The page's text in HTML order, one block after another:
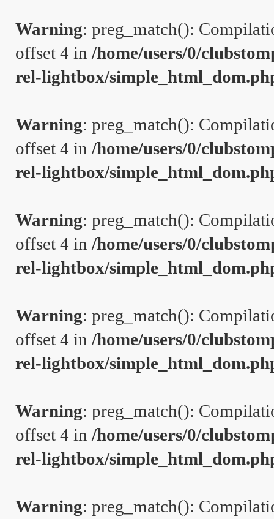
Warning: preg_match():
offset 4 in /home/users/0/
rel-lightbox/
Warning: preg_match():
offset 4 in /home/users/0/
rel-lightbox/
Warning: preg_match():
offset 4 in /home/users/0/
rel-lightbox/
Warning: preg_match():
offset 4 in /home/users/0/
rel-lightbox/
Warning: preg_match():
offset 4 in /home/users/0/
rel-lightbox/
Warning: preg_match():